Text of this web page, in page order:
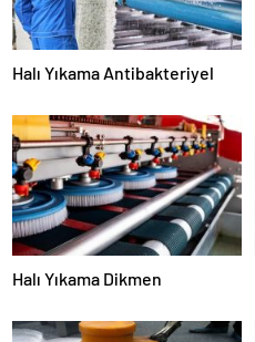
Halı Yıkama Antibakteriyel
Halı Yıkama Dikmen